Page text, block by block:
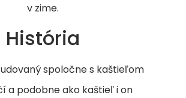
v zime.
História
spoločne s kaštieľom
a podobne ako kaštieľ i on